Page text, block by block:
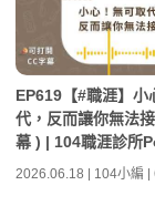
EP619【#職涯】小
代，反而讓你無法
幕 ) | 104職涯診所
2026.06.18 | 104小編 |